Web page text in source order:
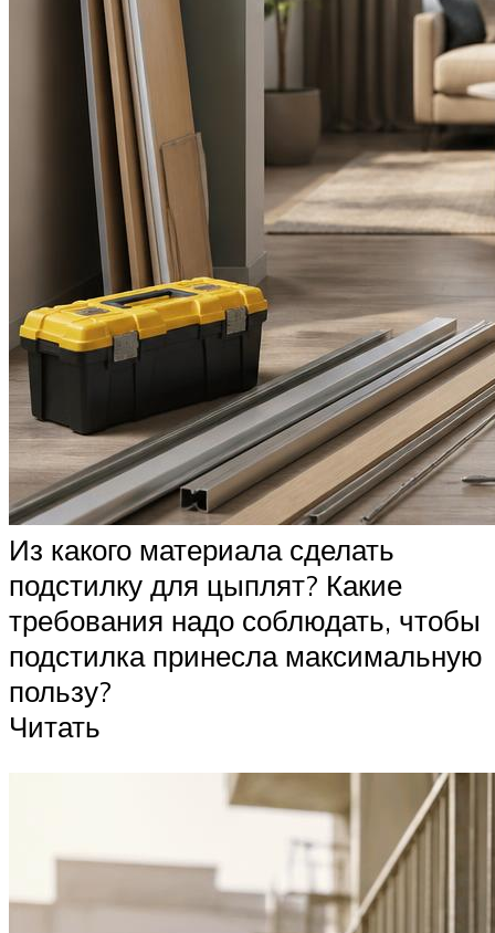
Из какого материала сделать
подстилку для цыплят? Какие
требования надо соблюдать, чтобы
подстилка принесла максимальную
пользу?
Читать